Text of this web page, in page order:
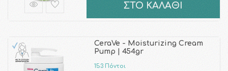
ΣΤΟ ΚΑΛΑΘΙ
CeraVe - Moisturizing Cream
Pump | 454gr
153 Πόντοι